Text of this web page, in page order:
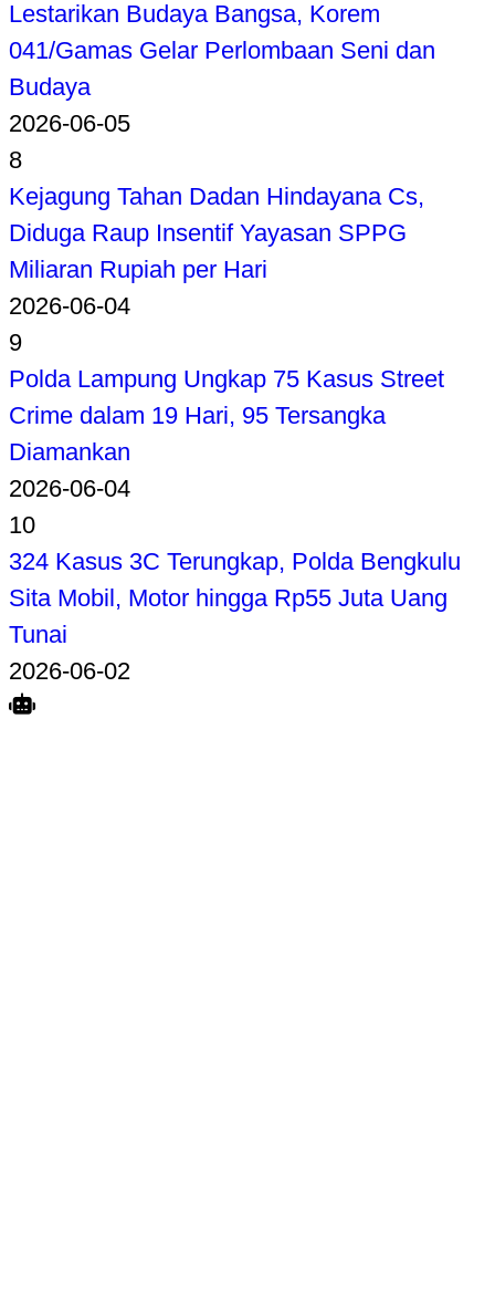
Lestarikan Budaya Bangsa, Korem
041/Gamas Gelar Perlombaan Seni dan
Budaya
2026-06-05
8
Kejagung Tahan Dadan Hindayana Cs,
Diduga Raup Insentif Yayasan SPPG
Miliaran Rupiah per Hari
2026-06-04
9
Polda Lampung Ungkap 75 Kasus Street
Crime dalam 19 Hari, 95 Tersangka
Diamankan
2026-06-04
10
324 Kasus 3C Terungkap, Polda Bengkulu
Sita Mobil, Motor hingga Rp55 Juta Uang
Tunai
2026-06-02